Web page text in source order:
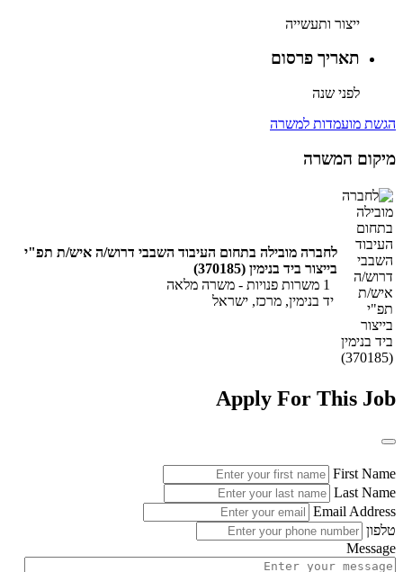
ייצור ותעשייה
תאריך פרסום
לפני שנה
הגשת מועמדות למשרה
מיקום המשרה
לחברה מובילה בתחום העיבוד השבבי דרוש/ה איש/ת תפ"י
בייצור ביד בנימין (370185)
1 משרות פנויות
- משרה מלאה
יד בנימין, מרכז, ישראל
Apply For This Job
First Name
Last Name
Email Address
טלפון
Message